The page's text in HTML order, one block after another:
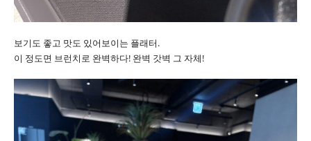
보기도 좋고 맛도 있어보이는 플래터.
이 정도면 브런치로 완벽하다! 완벽 갓벽 그 자체!